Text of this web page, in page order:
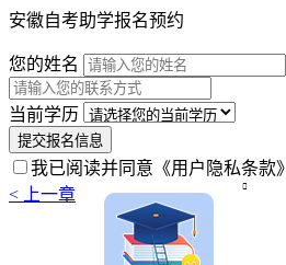
安徽自考助学报名预约
您的姓名
当前学历
提交报名信息
我已阅读并同意 《用户隐私条款》
< 上一章
